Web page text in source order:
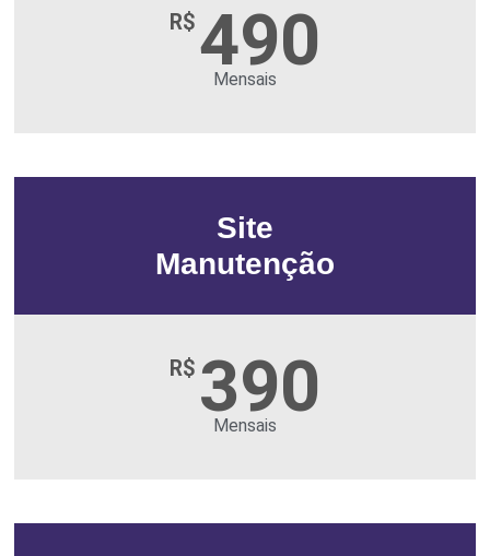
R$ 490
Mensais
Site
Manutenção
R$ 390
Mensais